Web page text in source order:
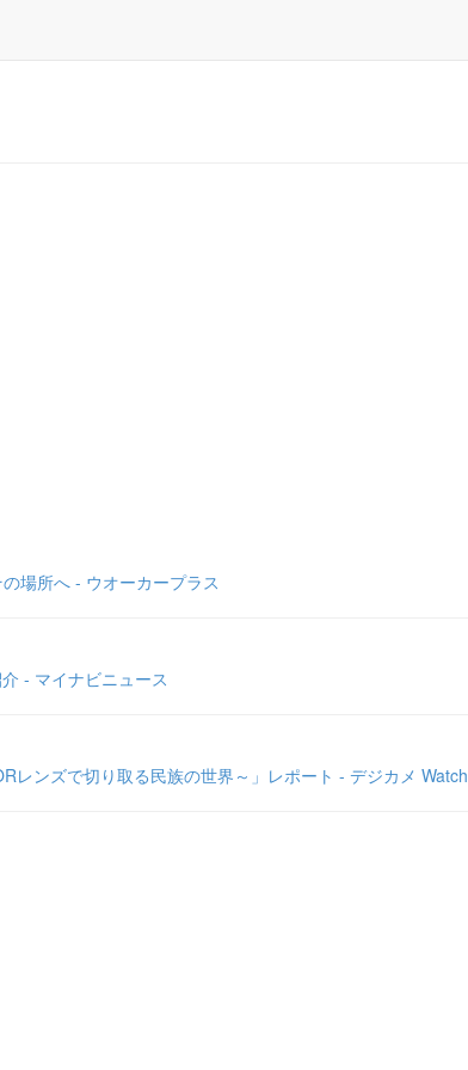
場所へ - ウオーカープラス
- マイナビニュース
レンズで切り取る民族の世界～」レポート - デジカメ Watch